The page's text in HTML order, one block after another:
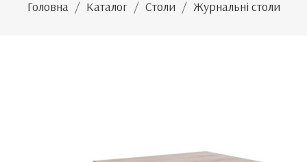
Головна Каталог Столи Журнальні столи